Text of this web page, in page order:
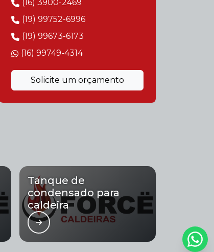
Caldeira de biomassa
Caldeira de usina
Caldeira flamotubular e aquatubular
Caldeira flamotubular preço
Caldeira movida a biomassa
Caldeiraria de fabricação e montagem
industrial
Caldeiras flamotubulares
(16) 3900-2469
(19) 99752-6996
(19) 99673-6173
(16) 99749-4314
Solicite um orçamento
Tanque de
condensado para
caldeira